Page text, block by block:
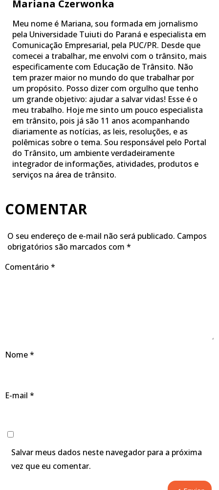
Mariana Czerwonka
Meu nome é Mariana, sou formada em jornalismo
pela Universidade Tuiuti do Paraná e especialista em
Comunicação Empresarial, pela PUC/PR. Desde que
comecei a trabalhar, me envolvi com o trânsito, mais
especificamente com Educação de Trânsito. Não
tem prazer maior no mundo do que trabalhar por
um propósito. Posso dizer com orgulho que tenho
um grande objetivo: ajudar a salvar vidas! Esse é o
meu trabalho. Hoje me sinto um pouco especialista
em trânsito, pois já são 11 anos acompanhando
diariamente as notícias, as leis, resoluções, e as
polêmicas sobre o tema. Sou responsável pelo Portal
do Trânsito, um ambiente verdadeiramente
integrador de informações, atividades, produtos e
serviços na área de trânsito.
COMENTAR
O seu endereço de e-mail não será publicado. Campos
obrigatórios são marcados com *
Comentário *
Nome*
E-mail *
Salvar meus dados neste navegador para a próxima
vez que eu comentar.